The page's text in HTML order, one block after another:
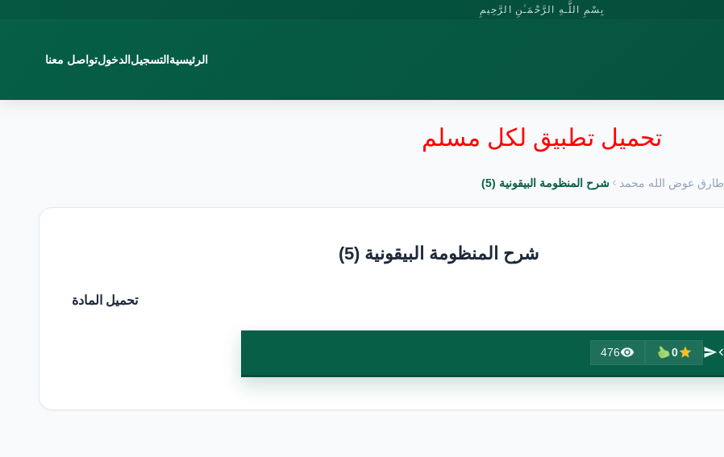
بِسْمِ اللَّـهِ الرَّحْمَـٰنِ الرَّحِيمِ
الرئيسية التسجيل الدخولتواصل معنا
تحميل تطبيق لكل مسلم
طارق عوض الله محمد شرح المنظومة البيقونية (5)
شرح المنظومة البيقونية (5)
تحميل المادة
0
476